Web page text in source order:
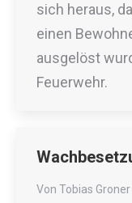
sich heraus,
einen
ausgelöst
Feuerwehr.
Von Tobias Groner